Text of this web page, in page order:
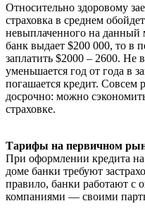
Относительно здоровому
страховка в среднем
невыплаченного на данный
банк выдает $200 000, то в
заплатить $2000 – 2600. Не
уменьшается год от года в
погашается кредит. Совсем
досрочно: можно
страховке.
Тарифы на первичном
При оформлении кредита
доме банки требуют
правило, банки работают с
компаниями — своими